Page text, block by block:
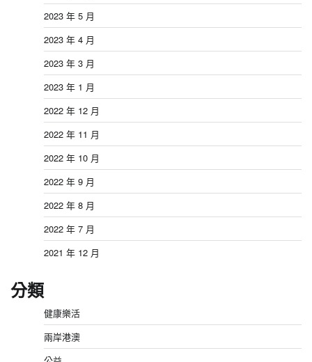
2023 年 5 月
2023 年 4 月
2023 年 3 月
2023 年 1 月
2022 年 12 月
2022 年 11 月
2022 年 10 月
2022 年 9 月
2022 年 8 月
2022 年 7 月
2021 年 12 月
分類
健康樂活
兩岸港澳